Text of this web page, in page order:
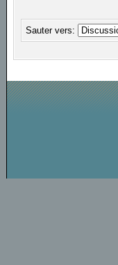
Sauter vers: